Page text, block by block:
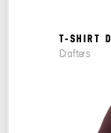
T-SHIRT
Crafters